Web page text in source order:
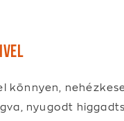
könnyen,
nyugodt